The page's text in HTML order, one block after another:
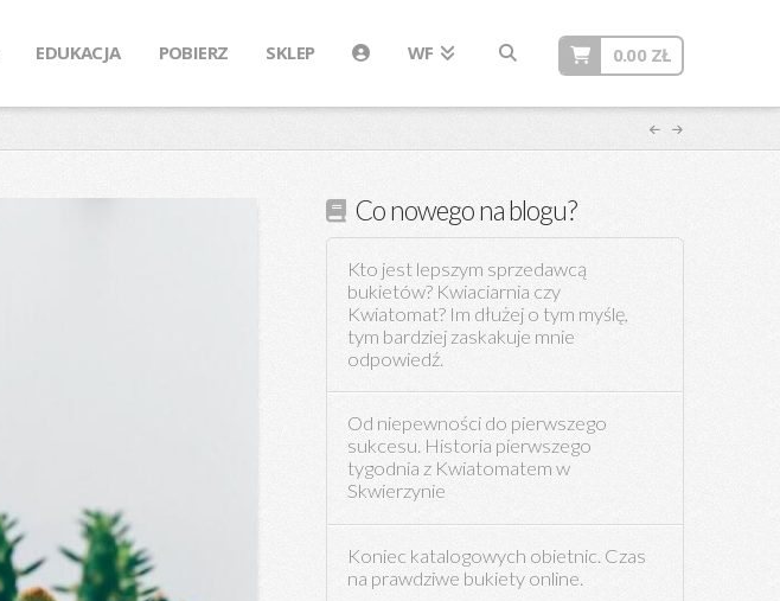
EDUKACJA POBIERZ SKLEP WF 0.00 ZŁ
Co nowego na blogu?
Kto jest lepszym sprzedawcą
bukietów? Kwiaciarnia czy
Kwiatomat? Im dłużej o tym myślę,
tym bardziej zaskakuje mnie
odpowiedź.
Od niepewności do pierwszego
sukcesu. Historia pierwszego
tygodnia z Kwiatomatem w
Skwierzynie
Koniec katalogowych obietnic. Czas
na prawdziwe bukiety online.